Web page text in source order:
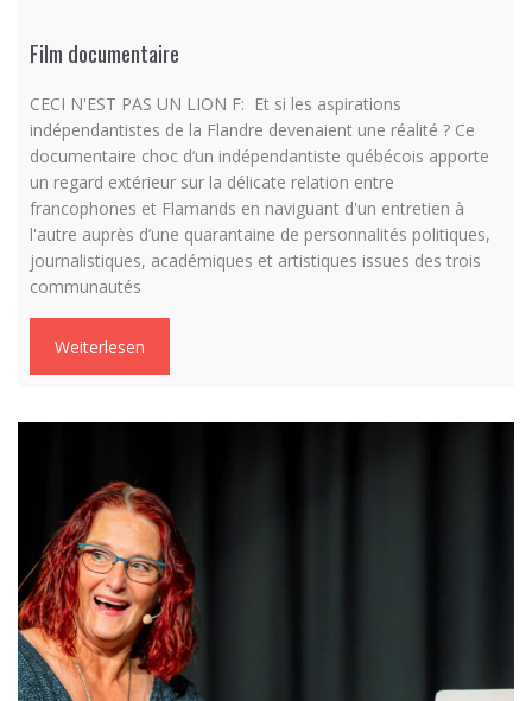
Film documentaire
CECI N'EST PAS UN LION F: Et si les aspirations
indépendantistes de la Flandre devenaient une réalité ? Ce
documentaire choc d’un indépendantiste québécois apporte
un regard extérieur sur la délicate relation entre
francophones et Flamands en naviguant d'un entretien à
l'autre auprès d’une quarantaine de personnalités politiques,
journalistiques, académiques et artistiques issues des trois
communautés
Weiterlesen